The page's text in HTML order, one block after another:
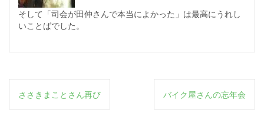
そして「司会が田仲さんで本当によかった」は最高にうれし
いことばでした。
投
稿
ささきまことさん再び バイク屋さんの忘年会